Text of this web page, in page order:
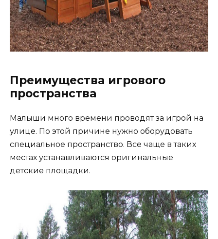
Преимущества игрового
пространства
Малыши много времени проводят за игрой на
улице. По этой причине нужно оборудовать
специальное пространство. Все чаще в таких
местах устанавливаются оригинальные
детские площадки.